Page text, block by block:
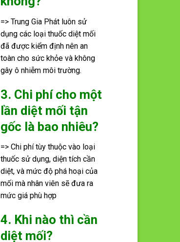
=> Trung Gia Phát luôn sử
dụng các loại thuốc diệt mối
đã được kiểm định nên an
toàn cho sức khỏe và không
gây ô nhiễm môi trường.
3. Chi phí cho một
lần diệt mối tận
gốc là bao nhiêu?
=> Chi phí tùy thuộc vào loại
thuốc sử dụng, diện tích cần
diệt, và mức độ phá hoại của
mối mà nhân viên sẽ đưa ra
mức giá phù hợp
4. Khi nào thì cần
diệt mối?